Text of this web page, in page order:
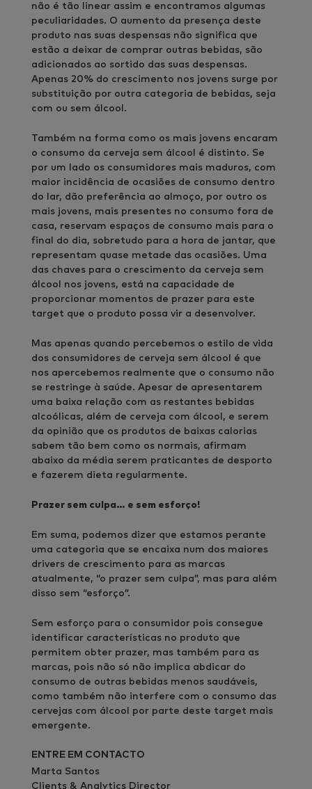
não é tão linear assim e encontramos algumas
peculiaridades. O aumento da presença deste
produto nas suas despensas não significa que
estão a deixar de comprar outras bebidas, são
adicionados ao sortido das suas despensas.
Apenas 20% do crescimento nos jovens surge por
substituição por outra categoria de bebidas, seja
com ou sem álcool.
Também na forma como os mais jovens encaram
o consumo da cerveja sem álcool é distinto. Se
por um lado os consumidores mais maduros, com
maior incidência de ocasiões de consumo dentro
do lar, dão preferência ao almoço, por outro os
mais jovens, mais presentes no consumo fora de
casa, reservam espaços de consumo mais para o
final do dia, sobretudo para a hora de jantar, que
representam quase metade das ocasiões. Uma
das chaves para o crescimento da cerveja sem
álcool nos jovens, está na capacidade de
proporcionar momentos de prazer para este
target que o produto possa vir a desenvolver.
Mas apenas quando percebemos o estilo de vida
dos consumidores de cerveja sem álcool é que
nos apercebemos realmente que o consumo não
se restringe à saúde. Apesar de apresentarem
uma baixa relação com as restantes bebidas
alcoólicas, além de cerveja com álcool, e serem
da opinião que os produtos de baixas calorias
sabem tão bem como os normais, afirmam
abaixo da média serem praticantes de desporto
e fazerem dieta regularmente.
Prazer sem culpa… e sem esforço!
Em suma, podemos dizer que estamos perante
uma categoria que se encaixa num dos maiores
drivers de crescimento para as marcas
atualmente, “o prazer sem culpa”, mas para além
disso sem “esforço”.
Sem esforço para o consumidor pois consegue
identificar características no produto que
permitem obter prazer, mas também para as
marcas, pois não só não implica abdicar do
consumo de outras bebidas menos saudáveis,
como também não interfere com o consumo das
cervejas com álcool por parte deste target mais
emergente.
ENTRE EM CONTACTO
Marta Santos
Clients & Analytics Director